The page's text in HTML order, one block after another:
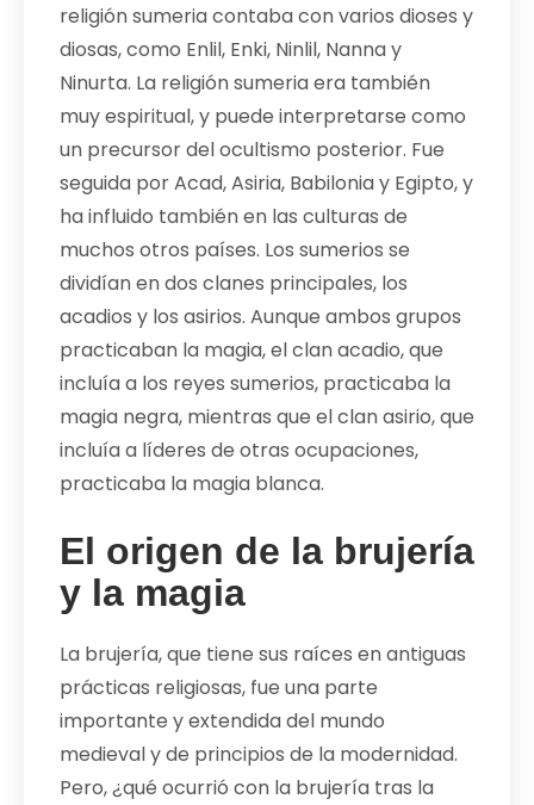
religión sumeria contaba con varios dioses y
diosas, como Enlil, Enki, Ninlil, Nanna y
Ninurta. La religión sumeria era también
muy espiritual, y puede interpretarse como
un precursor del ocultismo posterior. Fue
seguida por Acad, Asiria, Babilonia y Egipto, y
ha influido también en las culturas de
muchos otros países. Los sumerios se
dividían en dos clanes principales, los
acadios y los asirios. Aunque ambos grupos
practicaban la magia, el clan acadio, que
incluía a los reyes sumerios, practicaba la
magia negra, mientras que el clan asirio, que
incluía a líderes de otras ocupaciones,
practicaba la magia blanca.
El origen de la brujería
y la magia
La brujería, que tiene sus raíces en antiguas
prácticas religiosas, fue una parte
importante y extendida del mundo
medieval y de principios de la modernidad.
Pero, ¿qué ocurrió con la brujería tras la